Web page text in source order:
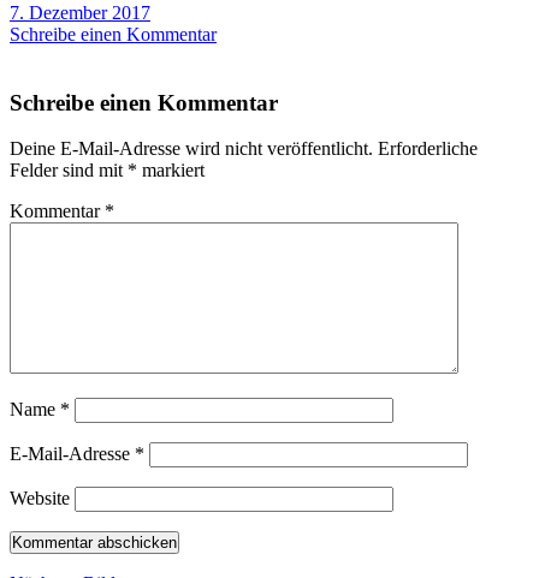
7. Dezember 2017
Schreibe einen Kommentar
Schreibe einen Kommentar
Deine E-Mail-Adresse wird nicht veröffentlicht. Erforderliche
Felder sind mit * markiert
Kommentar *
Name *
E-Mail-Adresse *
Website